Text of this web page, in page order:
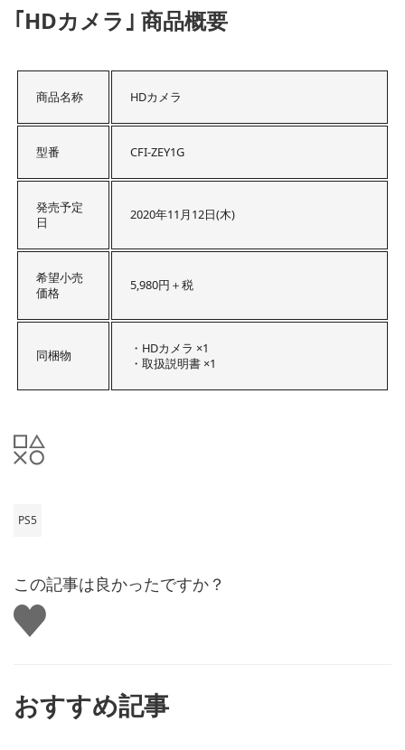
｢HDカメラ｣ 商品概要
商品名称 HDカメラ
型番 CFI-ZEY1G
発売予定
日
2020年11月12日(木)
希望小売
価格
5,980円＋税
同梱物
・HDカメラ ×1
・取扱説明書 ×1
PS5
この記事は良かったですか？
い
い
おすすめ記事